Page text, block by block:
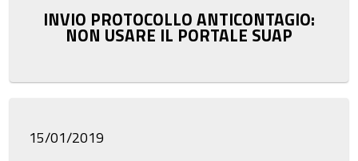
INVIO PROTOCOLLO ANTICONTAGIO:
NON USARE IL PORTALE SUAP
15/01/2019